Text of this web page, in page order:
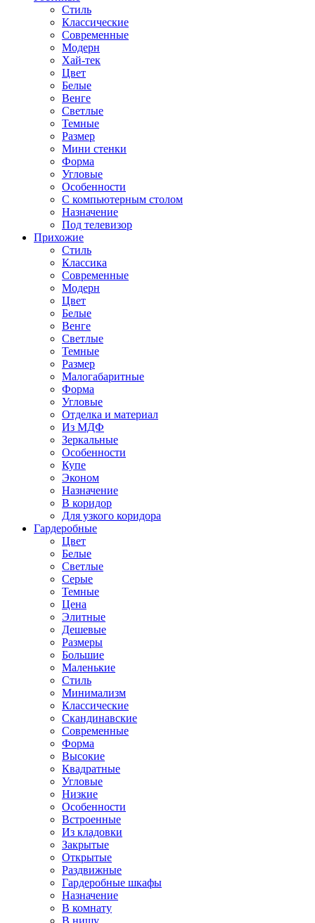
Стиль
Классические
Современные
Модерн
Хай-тек
Цвет
Белые
Венге
Светлые
Темные
Размер
Мини стенки
Форма
Угловые
Особенности
С компьютерным столом
Назначение
Под телевизор
Прихожие
Стиль
Классика
Современные
Модерн
Цвет
Белые
Венге
Светлые
Темные
Размер
Малогабаритные
Форма
Угловые
Отделка и материал
Из МДФ
Зеркальные
Особенности
Купе
Эконом
Назначение
В коридор
Для узкого коридора
Гардеробные
Цвет
Белые
Светлые
Серые
Темные
Цена
Элитные
Дешевые
Размеры
Большие
Маленькие
Стиль
Минимализм
Классические
Скандинавские
Современные
Форма
Высокие
Квадратные
Угловые
Низкие
Особенности
Встроенные
Из кладовки
Закрытые
Открытые
Раздвижные
Гардеробные шкафы
Назначение
В комнату
В нишу